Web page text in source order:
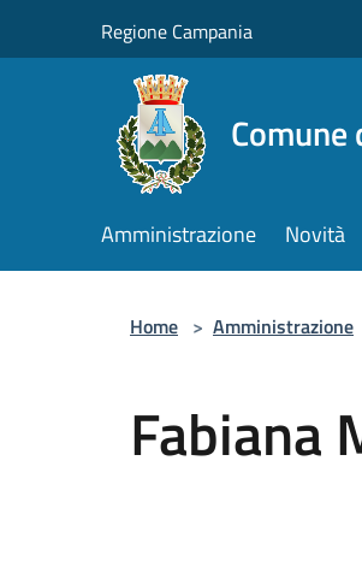
Regione Campania
Amministrazione Novità
Home > Amministrazione
Fabiana